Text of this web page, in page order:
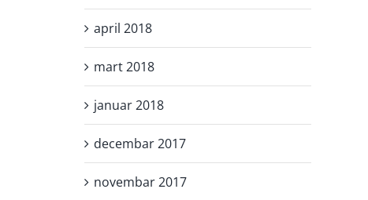
april 2018
mart 2018
januar 2018
decembar 2017
novembar 2017